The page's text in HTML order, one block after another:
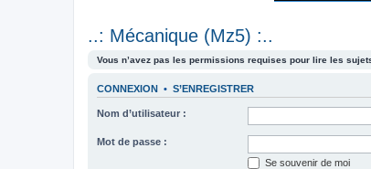
..: Mécanique (Mz5) :..
Vous n’avez pas les permissions requises pour lire les
CONNEXION • S’ENREGISTRER
Nom d’utilisateur :
Mot de passe :
Se souvenir de moi